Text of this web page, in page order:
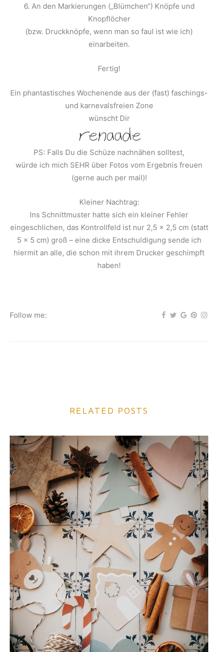
6. An den Markierungen („Blümchen“) Knöpfe und
Knopflöcher
(bzw. Druckknöpfe, wenn man so faul ist wie ich)
einarbeiten.
Fertig!
Ein phantastisches Wochenende aus der (fast) faschings-
und karnevalsfreien Zone
wünscht Dir
PS: Falls Du die Schüze nachnähen solltest,
würde ich mich SEHR über Fotos vom Ergebnis freuen
(gerne auch per mail)!
Kleiner Nachtrag:
Ins Schnittmuster hatte sich ein kleiner Fehler
eingeschlichen, das Kontrollfeld ist nur 2,5 x 2,5 cm (statt
5 x 5 cm) groß – eine dicke Entschuldigung sende ich
hiermit an alle, die schon mit ihrem Drucker geschimpft
haben!
Follow me:
RELATED POSTS